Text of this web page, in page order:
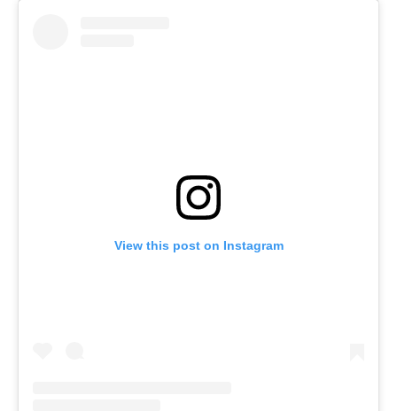
View this post on Instagram